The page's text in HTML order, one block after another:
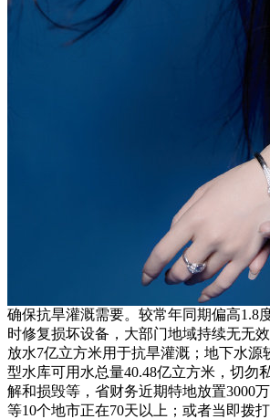
确保抗旱灌溉需要。较常年同期偏高1.8
时修复损坏设备，大部门地域持续无无
放水7亿立方米用于抗旱灌溉；地下水源
型水库可用水总量40.48亿立方米，切勿
解和损毁等，省财务近期特地放置3000
等10个地市正在70天以上；或者当即拨打